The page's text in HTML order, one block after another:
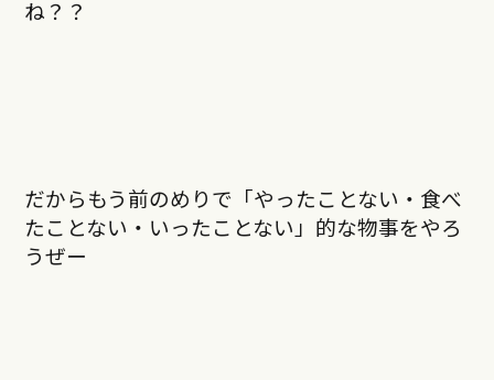
ね？？
だからもう前のめりで「やったことない・食べ
たことない・いったことない」的な物事をやろ
うぜー